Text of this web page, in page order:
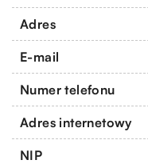
Adres
E-mail
Numer telefonu
Adres internetowy
NIP